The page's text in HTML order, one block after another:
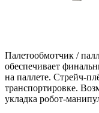
Палетообмотчик /
обеспечивает
на паллете. Стрейч-
транспортировке.
укладка робот-